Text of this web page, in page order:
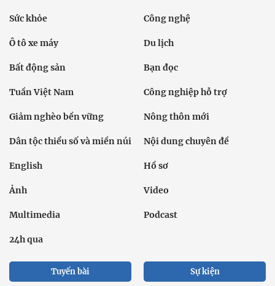
Sức khỏe Công nghệ
Ô tô xe máy Du lịch
Bất động sản Bạn đọc
Tuần Việt Nam Công nghiệp hỗ trợ
Giảm nghèo bền vững Nông thôn mới
Dân tộc thiểu số và miền núi Nội dung chuyên đề
English Hồ sơ
Ảnh Video
Multimedia Podcast
24h qua
Tuyến bài Sự kiện